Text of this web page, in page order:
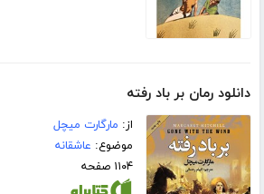
دانلود رمان بر باد رفته
از: مارگارت میچل
موضوع: عاشقانه
۱۱۰۴ صفحه